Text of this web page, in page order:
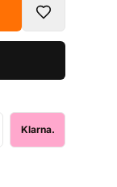
Klarna.